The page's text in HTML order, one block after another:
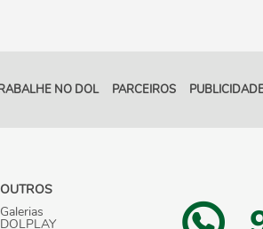
NO DOL PARCEIROS
OUTROS
Galerias
DOLPLAY